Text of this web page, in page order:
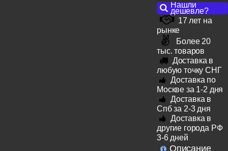
Нашли
дешевле?
17 лет на
рынке
Более 20
тыс. товаров
Доставка в
любую точку СНГ
Доставка по
Москве за 1-2 дня
Доставка в
Спб за 2-3 дня
Доставка в
другие города РФ
3-6 дней
Описание